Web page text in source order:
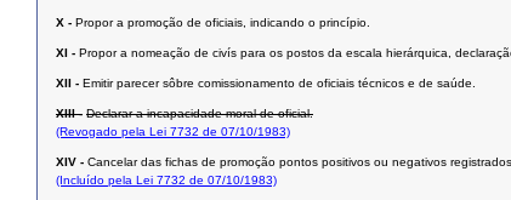
X - Propor a promoção de oficiais, indicando o princípio.
XI - Propor a nomeação de civís para os postos da escala hierárquica,
XII - Emitir parecer sôbre comissionamento de oficiais técnicos e de saúde.
XIII - Declarar a incapacidade moral de oficial.
(Revogado pela Lei 7732 de 07/10/1983)
XIV - Cancelar das fichas de promoção pontos positivos ou negativos
(Incluído pela Lei 7732 de 07/10/1983)